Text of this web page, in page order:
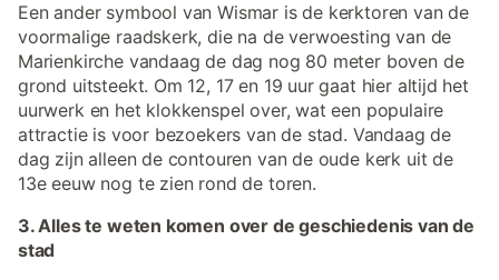
Een ander symbool van Wismar is de kerktoren van de
voormalige raadskerk, die na de verwoesting van de
Marienkirche vandaag de dag nog 80 meter boven de
grond uitsteekt. Om 12, 17 en 19 uur gaat hier altijd het
uurwerk en het klokkenspel over, wat een populaire
attractie is voor bezoekers van de stad. Vandaag de
dag zijn alleen de contouren van de oude kerk uit de
13e eeuw nog te zien rond de toren.
3. Alles te weten komen over de geschiedenis van de
stad